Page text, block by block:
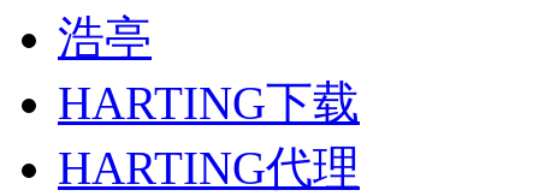
浩亭
HARTING下载
HARTING代理